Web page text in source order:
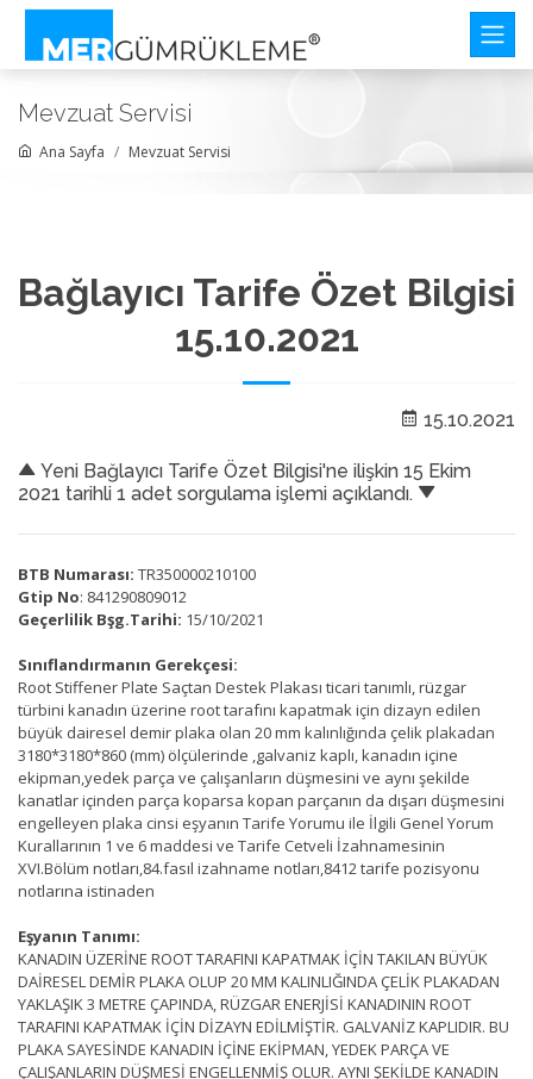
Mevzuat Servisi
Ana Sayfa Mevzuat Servisi
Bağlayıcı Tarife Özet Bilgisi
15.10.2021
15.10.2021
Yeni Bağlayıcı Tarife Özet Bilgisi'ne ilişkin 15 Ekim
2021 tarihli 1 adet sorgulama işlemi açıklandı.
BTB Numarası: TR350000210100
Gtip No: 841290809012
Geçerlilik Bşg.Tarihi: 15/10/2021
Sınıflandırmanın Gerekçesi:
Root Stiffener Plate Saçtan Destek Plakası ticari tanımlı, rüzgar
türbini kanadın üzerine root tarafını kapatmak için dizayn edilen
büyük dairesel demir plaka olan 20 mm kalınlığında çelik plakadan
3180*3180*860 (mm) ölçülerinde ,galvaniz kaplı, kanadın içine
ekipman,yedek parça ve çalışanların düşmesini ve aynı şekilde
kanatlar içinden parça koparsa kopan parçanın da dışarı düşmesini
engelleyen plaka cinsi eşyanın Tarife Yorumu ile İlgili Genel Yorum
Kurallarının 1 ve 6 maddesi ve Tarife Cetveli İzahnamesinin
XVI.Bölüm notları,84.fasıl izahname notları,8412 tarife pozisyonu
notlarına istinaden
Eşyanın Tanımı:
KANADIN ÜZERİNE ROOT TARAFINI KAPATMAK İÇİN TAKILAN BÜYÜK
DAİRESEL DEMİR PLAKA OLUP 20 MM KALINLIĞINDA ÇELİK PLAKADAN
YAKLAŞIK 3 METRE ÇAPINDA, RÜZGAR ENERJİSİ KANADININ ROOT
TARAFINI KAPATMAK İÇİN DİZAYN EDİLMİŞTİR. GALVANİZ KAPLIDIR. BU
PLAKA SAYESİNDE KANADIN İÇİNE EKİPMAN, YEDEK PARÇA VE
ÇALIŞANLARIN DÜŞMESİ ENGELLENMİŞ OLUR. AYNI ŞEKİLDE KANADIN